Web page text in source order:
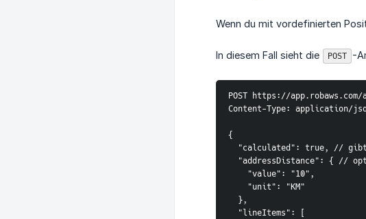
Wenn du mit vordefinierten
In diesem Fall sieht die POST -
POST https://
Content-Type: application/
{
"calculated": true, //
"addressDistance": { //
    "value": "10",
    "unit": "KM"
  },
  "lineItems": [